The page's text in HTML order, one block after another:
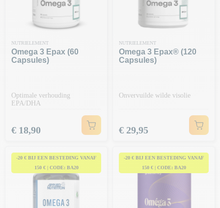
NUTRIELEMENT
Omega 3 Epax (60
Capsules)
Optimale verhouding
EPA/DHA
Prijs
€ 18,90
NUTRIELEMENT
Omega 3 Epax® (120
Capsules)
Onvervuilde wilde visolie
Prijs
€ 29,95
-20 € BIJ EEN BESTEDING VANAF
150 € | CODE: BA20
-20 € BIJ EEN BESTEDING VANAF
150 € | CODE: BA20